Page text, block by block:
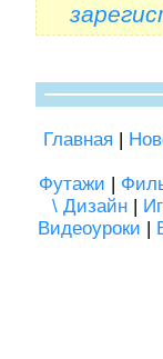
Главная |
Футажи |
\ Дизайн |
Видеоуроки |